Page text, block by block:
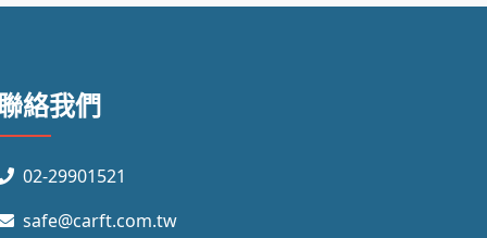
絡我們
02-29901521
safe@carft.com.tw